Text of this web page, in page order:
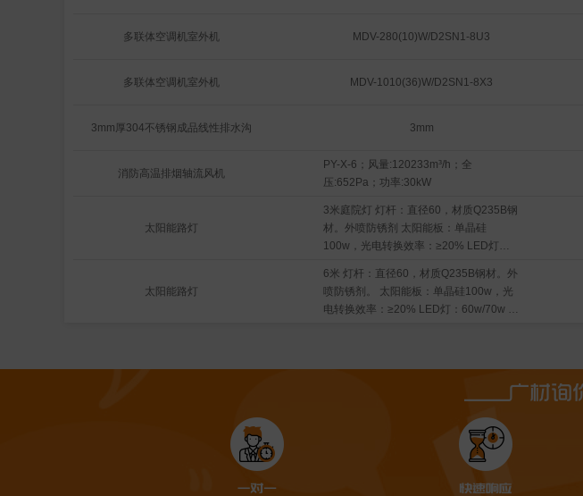
多联体空调机室外机 MDV-280(10)W/D2SN1-8U3
多联体空调机室外机 MDV-1010(36)W/D2SN1-8X3
3mm厚304不锈钢成品线性排水沟 3mm
消防高温排烟轴流风机
PY-X-6；风量:120233m³/h；全
压:652Pa；功率:30kW
太阳能路灯
3米庭院灯 灯杆：直径60，材质Q235B钢
材。外喷防锈剂 太阳能板：单晶硅
100w，光电转换效率：≥20% LED灯：
≥2000 防护等级：IP67 或以上 控制器：
MPPT控制器
太阳能路灯
6米 灯杆：直径60，材质Q235B钢材。外
喷防锈剂。 太阳能板：单晶硅100w，光
电转换效率：≥20% LED灯：60w/70w 电